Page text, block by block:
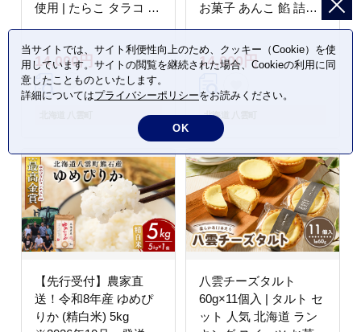
使用 | たらこ タラコ 明
唐辛子 北海道 八雲町
14,000円
お菓子 あんこ 餡 詰合
あん バター 抹茶クリー
ム 和菓子 食品 お取り
※沖縄・離島への配送
不可
14,000円
北海道 八雲町
【先行受付】農家直
送！令和8年産 ゆめぴ
りか (精白米) 5kg
八雲チーズタルト
60g×11個入 | タルト セ
ット 人気 北海道 ラン
当サイトでは、サイト利便性向上のため、クッキー（Cookie）を使
用しています。サイトの閲覧を継続された場合、Cookieの利用に同
意したことものといたします。
詳細についてはプライバシーポリシーをお読みください。
OK